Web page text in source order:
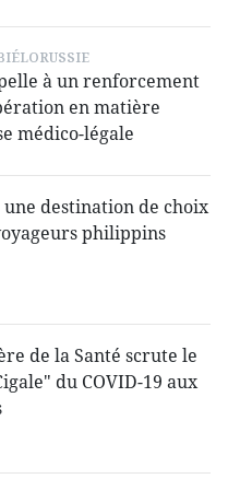
à un renforcement
en matière
médico-légale
destination de choix
philippins
de la Santé scrute le
du COVID-19 aux